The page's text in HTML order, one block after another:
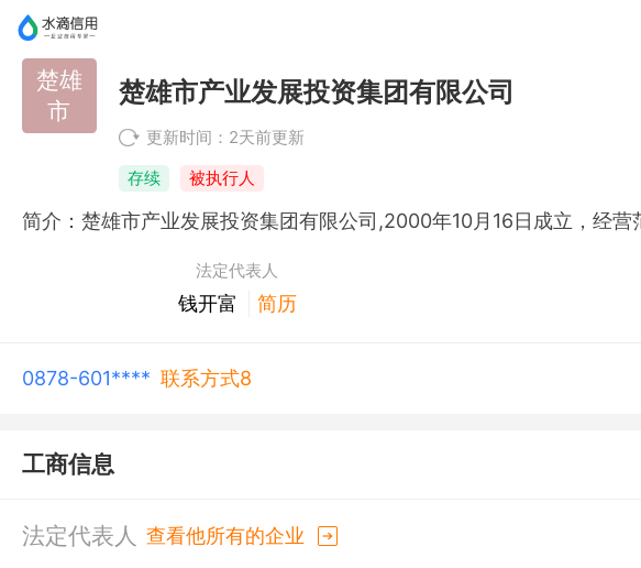
楚雄
市
楚雄市产业发展投资集团有限公司
更新时间：2天前更新
存续
被执行人
法定代表人
钱开富 简历
0878-601**** 联系方式8
工商信息
法定代表人 查看他所有的企业